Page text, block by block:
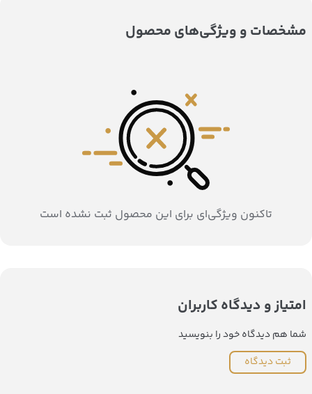
مشخصات و ویژگی‌های محصول
تاکنون ویژگی‌ای برای این محصول ثبت نشده است
امتیاز و دیدگاه کاربران
شما هم دیدگاه خود را بنویسید
ثبت دیدگاه